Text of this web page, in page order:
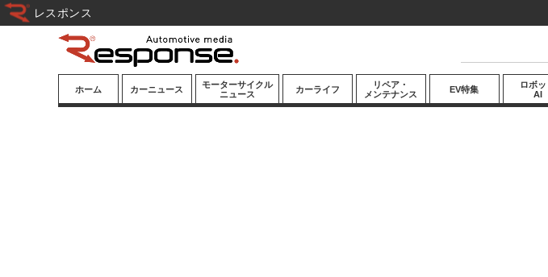
ホーム カーニュース
モーターサイクル
ニュース
カーライフ
リペア・
メンテナンス
EV特集
ロボッ
AI
レスポンス